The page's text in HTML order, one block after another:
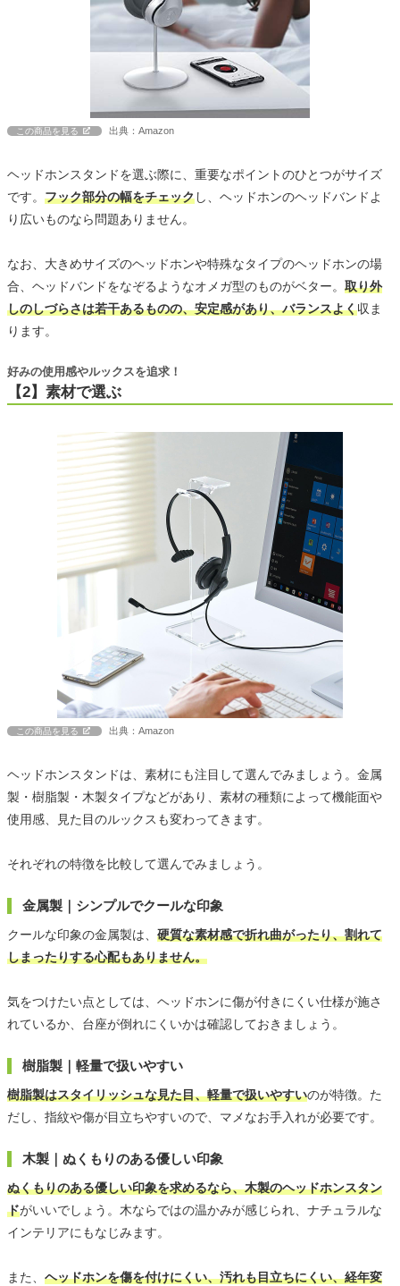
この商品を見る 出典：Amazon
ヘッドホンスタンドを選ぶ際に、重要なポイントのひとつがサイズ
です。 フック部分の幅をチェックし、ヘッドホンのヘッドバンドよ
り広いものなら問題ありません。
なお、大きめサイズのヘッドホンや特殊なタイプのヘッドホンの場
合、ヘッドバンドをなぞるようなオメガ型のものがベター。 取り外
しのしづらさは若干あるものの、安定感があり、バランスよく収ま
ります。
【2】素材で選ぶ
好みの使用感やルックスを追求！
この商品を見る 出典：Amazon
ヘッドホンスタンドは、素材にも注目して選んでみましょう。金属
製・樹脂製・木製タイプなどがあり、素材の種類によって機能面や
使用感、見た目のルックスも変わってきます。
それぞれの特徴を比較して選んでみましょう。
金属製｜シンプルでクールな印象
クールな印象の金属製は、 硬質な素材感で折れ曲がったり、割れて
しまったりする心配もありません。
気をつけたい点としては、ヘッドホンに傷が付きにくい仕様が施さ
れているか、台座が倒れにくいかは確認しておきましょう。
樹脂製｜軽量で扱いやすい
樹脂製はスタイリッシュな見た目、軽量で扱いやすいのが特徴。た
だし、指紋や傷が目立ちやすいので、マメなお手入れが必要です。
木製｜ぬくもりのある優しい印象
ぬくもりのある優しい印象を求めるなら、木製のヘッドホンスタン
ドがいいでしょう。木ならではの温かみが感じられ、ナチュラルな
インテリアにもなじみます。
また、 ヘッドホンを傷を付けにくい、汚れも目立ちにくい、経年変